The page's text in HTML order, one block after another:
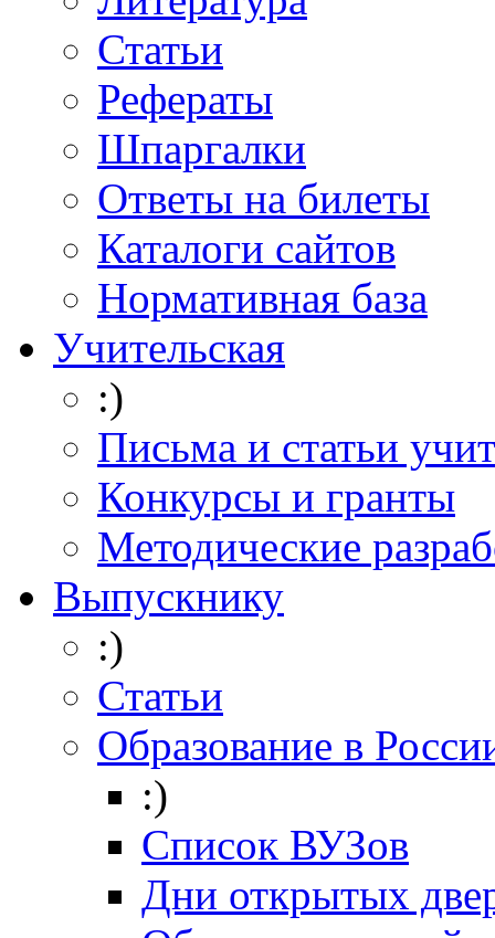
Статьи
Рефераты
Шпаргалки
Ответы на билеты
Каталоги сайтов
Нормативная база
Учительская
:)
Письма и статьи
Конкурсы и гранты
Методические
Выпускнику
:)
Статьи
Образование в
:)
Список ВУЗов
Дни открытых